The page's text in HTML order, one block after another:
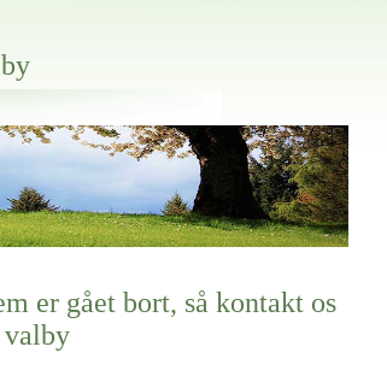
gælder
er gået bort, så kontakt os